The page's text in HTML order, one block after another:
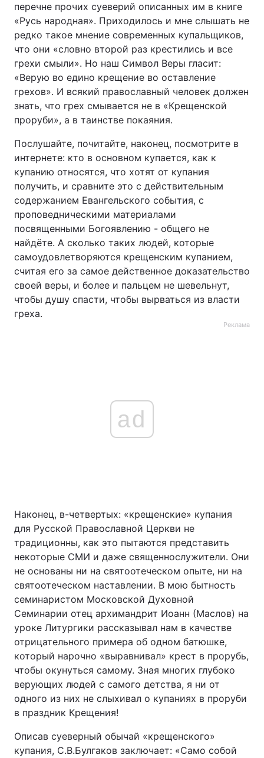
перечне прочих суеверий описанных им в книге
«Русь народная». Приходилось и мне слышать не
редко такое мнение современных купальщиков,
что они «словно второй раз крестились и все
грехи смыли». Но наш Символ Веры гласит:
«Верую во едино крещение во оставление
грехов». И всякий православный человек должен
знать, что грех смывается не в «Крещенской
проруби», а в таинстве покаяния.
Послушайте, почитайте, наконец, посмотрите в
интернете: кто в основном купается, как к
купанию относятся, что хотят от купания
получить, и сравните это с действительным
содержанием Евангельского события, с
проповедническими материалами
посвященными Богоявлению - общего не
найдёте. А сколько таких людей, которые
самоудовлетворяются крещенским купанием,
считая его за самое действенное доказательство
своей веры, и более и пальцем не шевельнут,
чтобы душу спасти, чтобы вырваться из власти
греха.
Реклама
ad
Наконец, в-четвертых: «крещенские» купания
для Русской Православной Церкви не
традиционны, как это пытаются представить
некоторые СМИ и даже священнослужители. Они
не основаны ни на святоотеческом опыте, ни на
святоотеческом наставлении. В мою бытность
семинаристом Московской Духовной
Семинарии отец архимандрит Иоанн (Маслов) на
уроке Литургики рассказывал нам в качестве
отрицательного примера об одном батюшке,
который нарочно «выравнивал» крест в прорубь,
чтобы окунуться самому. Зная многих глубоко
верующих людей с самого детства, я ни от
одного из них не слыхивал о купаниях в проруби
в праздник Крещения!
Описав суеверный обычай «крещенского»
купания, С.В.Булгаков заключает: «Само собой